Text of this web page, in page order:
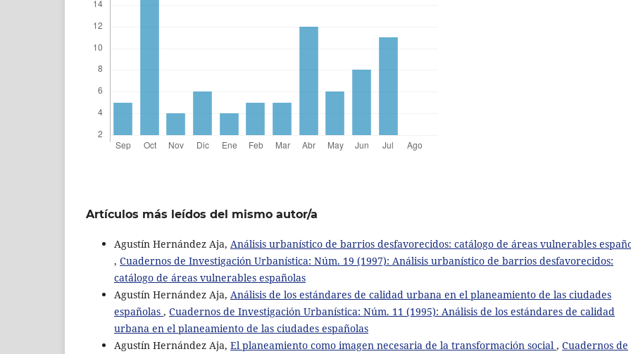
Artículos más leídos del mismo autor/a
Agustín Hernández Aja, Análisis urbanístico de barrios desfavorecidos: catálogo de áreas vulnerables
, Cuadernos de Investigación Urbanística: Núm. 19 (1997): Análisis urbanístico de barrios desfavorecidos:
catálogo de áreas vulnerables españolas
Agustín Hernández Aja, Análisis de los estándares de calidad urbana en el planeamiento de las ciudades
españolas , Cuadernos de Investigación Urbanística: Núm. 11 (1995): Análisis de los estándares de calidad
urbana en el planeamiento de las ciudades españolas
Agustín Hernández Aja, El planeamiento como imagen necesaria de la transformación social , Cuadernos de